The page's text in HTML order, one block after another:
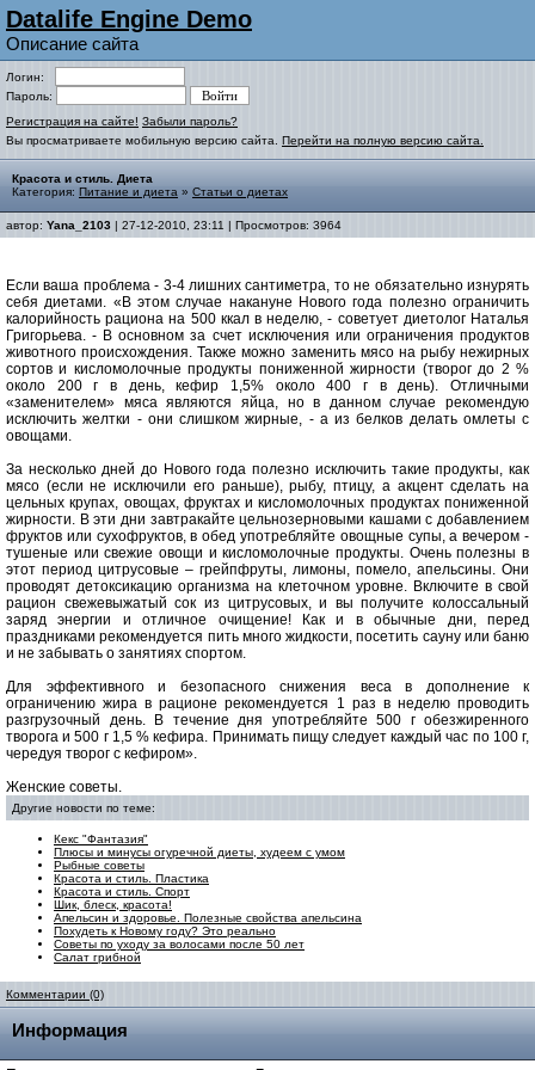
Datalife Engine Demo
Описание сайта
Логин:
Пароль:
Регистрация на сайте! Забыли пароль?
Вы просматриваете мобильную версию сайта. Перейти на полную версию сайта.
Красота и стиль. Диета
Категория: Питание и диета » Статьи о диетах
автор: Yana_2103 | 27-12-2010, 23:11 | Просмотров: 3964
Если ваша проблема - 3-4 лишних сантиметра, то не обязательно изнурять
себя диетами. «В этом случае накануне Нового года полезно ограничить
калорийность рациона на 500 ккал в неделю, - советует диетолог Наталья
Григорьева. - В основном за счет исключения или ограничения продуктов
животного происхождения. Также можно заменить мясо на рыбу нежирных
сортов и кисломолочные продукты пониженной жирности (творог до 2 %
около 200 г в день, кефир 1,5% около 400 г в день). Отличными
«заменителем» мяса являются яйца, но в данном случае рекомендую
исключить желтки - они слишком жирные, - а из белков делать омлеты с
овощами.
За несколько дней до Нового года полезно исключить такие продукты, как
мясо (если не исключили его раньше), рыбу, птицу, а акцент сделать на
цельных крупах, овощах, фруктах и кисломолочных продуктах пониженной
жирности. В эти дни завтракайте цельнозерновыми кашами с добавлением
фруктов или сухофруктов, в обед употребляйте овощные супы, а вечером -
тушеные или свежие овощи и кисломолочные продукты. Очень полезны в
этот период цитрусовые – грейпфруты, лимоны, помело, апельсины. Они
проводят детоксикацию организма на клеточном уровне. Включите в свой
рацион свежевыжатый сок из цитрусовых, и вы получите колоссальный
заряд энергии и отличное очищение! Как и в обычные дни, перед
праздниками рекомендуется пить много жидкости, посетить сауну или баню
и не забывать о занятиях спортом.
Для эффективного и безопасного снижения веса в дополнение к
ограничению жира в рационе рекомендуется 1 раз в неделю проводить
разгрузочный день. В течение дня употребляйте 500 г обезжиренного
творога и 500 г 1,5 % кефира. Принимать пищу следует каждый час по 100 г,
чередуя творог с кефиром».
Женские советы.
Другие новости по теме:
Кекс "Фантазия"
Плюсы и минусы огуречной диеты, худеем с умом
Рыбные советы
Красота и стиль. Пластика
Красота и стиль. Спорт
Шик, блеск, красота!
Апельсин и здоровье. Полезные свойства апельсина
Похудеть к Новому году? Это реально
Советы по уходу за волосами после 50 лет
Салат грибной
Комментарии (0)
Информация